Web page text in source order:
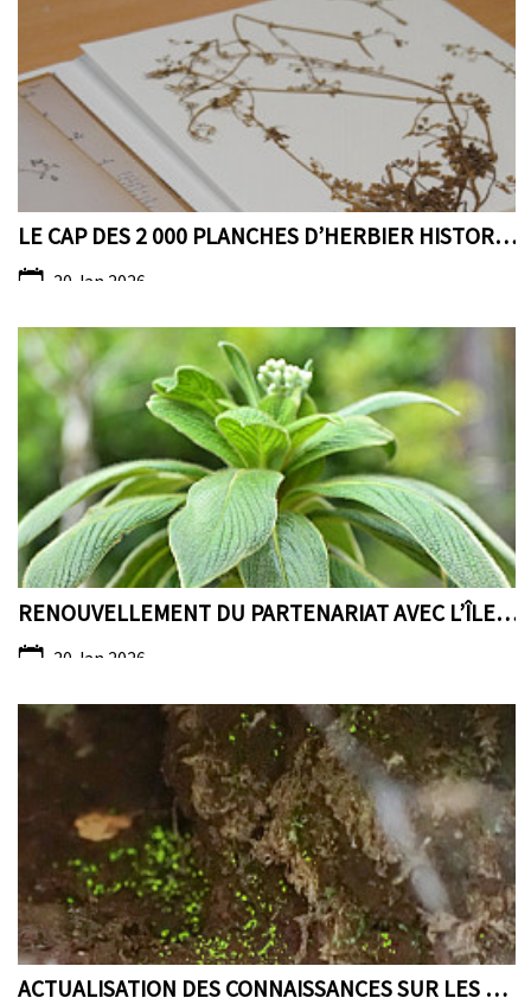
LE CAP DES 2 000 PLANCHES D’HERBIER HISTORIQUE MON...
20 Jan 2026
RENOUVELLEMENT DU PARTENARIAT AVEC L’ÎLE MAURICE...
20 Jan 2026
ACTUALISATION DES CONNAISSANCES SUR LES BRYOPHYTES...